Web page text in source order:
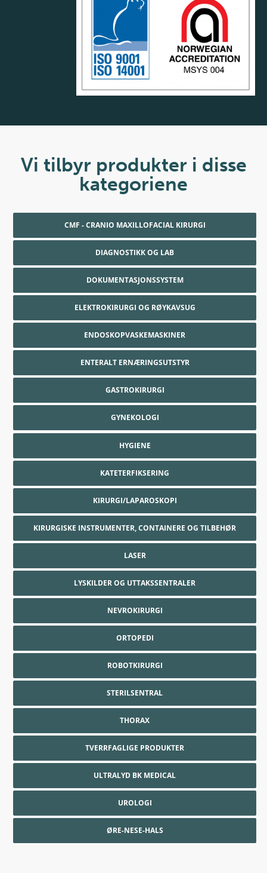
Vi tilbyr produkter i disse
kategoriene
CMF - CRANIO MAXILLOFACIAL KIRURGI
DIAGNOSTIKK OG LAB
DOKUMENTASJONSSYSTEM
ELEKTROKIRURGI OG RØYKAVSUG
ENDOSKOPVASKEMASKINER
ENTERALT ERNÆRINGSUTSTYR
GASTROKIRURGI
GYNEKOLOGI
HYGIENE
KATETERFIKSERING
KIRURGI/LAPAROSKOPI
KIRURGISKE INSTRUMENTER, CONTAINERE OG TILBEHØR
LASER
LYSKILDER OG UTTAKSSENTRALER
NEVROKIRURGI
ORTOPEDI
ROBOTKIRURGI
STERILSENTRAL
THORAX
TVERRFAGLIGE PRODUKTER
ULTRALYD BK MEDICAL
UROLOGI
ØRE-NESE-HALS